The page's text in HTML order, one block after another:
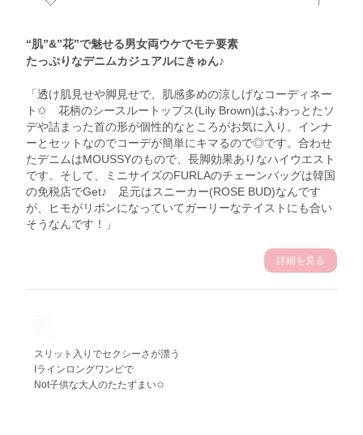
“肌”&”花”で魅せる男女両ウケでモテ要素
たっぷりなデニムカジュアルにきゅん♪
「透け肌見せや脚見せで、肌感多めの涼しげなコーディネー
ト✩ 花柄のシースルートップス(Lily Brown)はふわっとたソ
デや詰まった首の形が個性的なところがお気に入り。インナ
ーとセットなのでコーデが簡単にキマるので◎です。合わせ
たデニムはMOUSSYのもので、長脚効果ありなハイウエスト
です。そして、ミニサイズのFURLAのチェーンバッグは韓国
の免税店でGet♪ 足元はスニーカー(ROSE BUD)なんです
が、ヒモがリボンになっていてガーリーなテイストにも合い
そうなんです！」
詳細を見る
8.9
スリット入りでセクシーさが漂う
Iラインロングワンピで
Not子供な大人のたたずまい✩